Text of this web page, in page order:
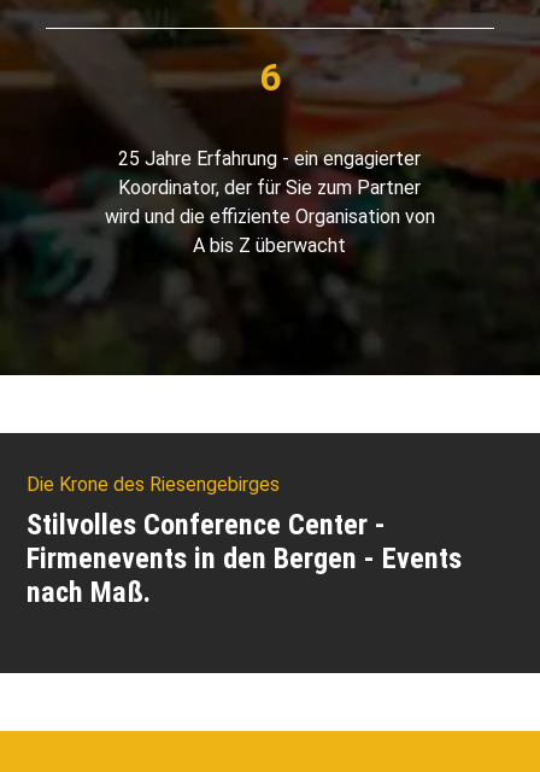
25 Jahre Erfahrung - ein engagierter
Koordinator, der für Sie zum Partner
wird und die effiziente Organisation von
A bis Z überwacht
Die Krone des Riesengebirges
Stilvolles Conference Center -
Firmenevents in den Bergen - Events
nach Maß.